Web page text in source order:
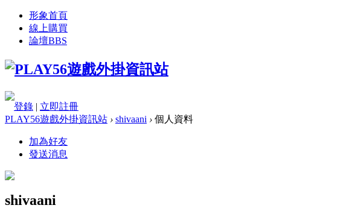
形象首頁
線上購買
論壇BBS
登錄 | 立即註冊
PLAY56遊戲外掛資訊站 › shivaani › 個人資料
加為好友
發送消息
shivaani